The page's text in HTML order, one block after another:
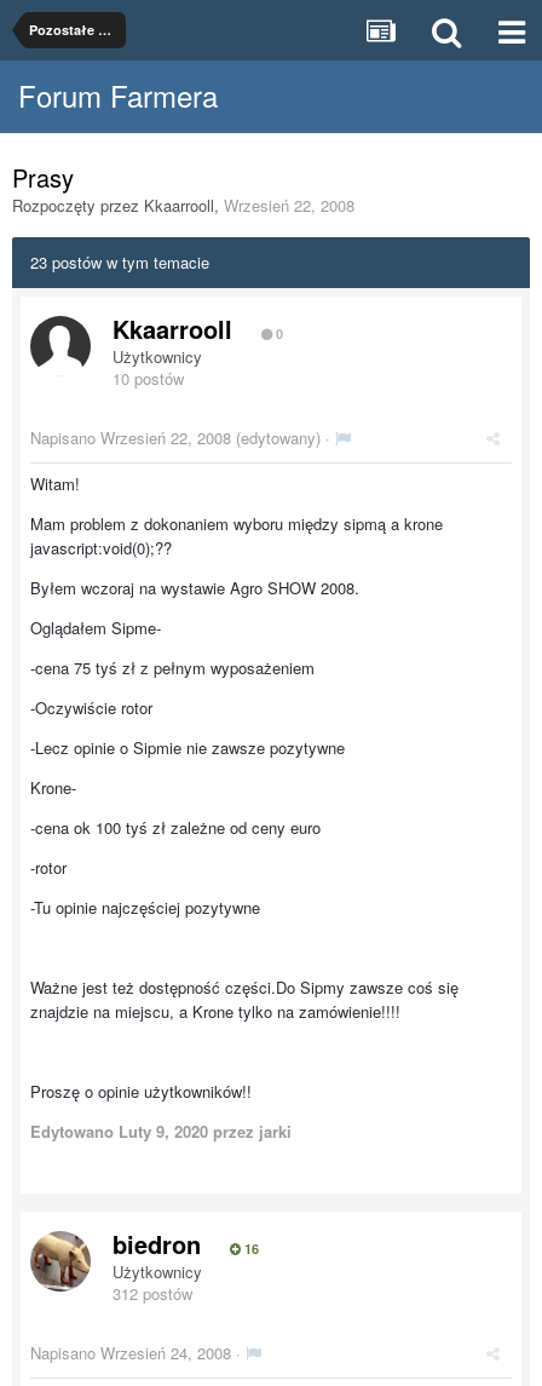
Pozostałe maszyny rolnicze
Forum Farmera
Prasy
Rozpoczęty przez Kkaarrooll, Wrzesień 22, 2008
23 postów w tym temacie
Kkaarrooll 0
Użytkownicy
10 postów
Napisano Wrzesień 22, 2008 (edytowany) ·
Witam!
Mam problem z dokonaniem wyboru między sipmą a krone
javascript:void(0);??
Byłem wczoraj na wystawie Agro SHOW 2008.
Oglądałem Sipme-
-cena 75 tyś zł z pełnym wyposażeniem
-Oczywiście rotor
-Lecz opinie o Sipmie nie zawsze pozytywne
Krone-
-cena ok 100 tyś zł zależne od ceny euro
-rotor
-Tu opinie najczęściej pozytywne
Ważne jest też dostępność części.Do Sipmy zawsze coś się
znajdzie na miejscu, a Krone tylko na zamówienie!!!!
Proszę o opinie użytkowników!!
Edytowano Luty 9, 2020 przez jarki
biedron 16
Użytkownicy
312 postów
Napisano Wrzesień 24, 2008 ·